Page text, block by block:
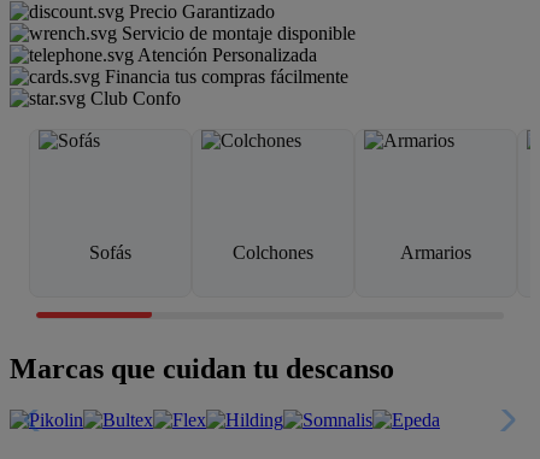
Precio Garantizado
Servicio de montaje disponible
Atención Personalizada
Financia tus compras fácilmente
Club Confo
Sofás Colchones Armarios
Marcas que cuidan tu descanso